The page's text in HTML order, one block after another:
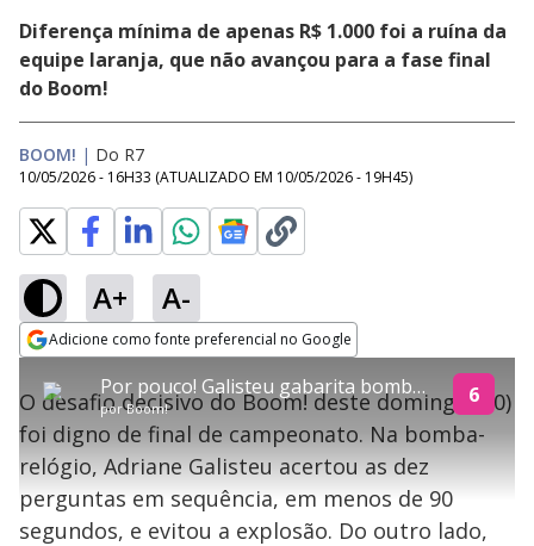
Diferença mínima de apenas R$ 1.000 foi a ruína da
equipe laranja, que não avançou para a fase final
do Boom!
BOOM! | Do R7
10/05/2026 - 16H33 (ATUALIZADO EM 10/05/2026 - 19H45)
A+ A-
Adicione como fonte preferencial no Google
a
window.
modal
be
closed
by
explore
Conteúdo bloqueado
Lamentamos, mas o vídeo que está tentando assisitr é de exibição
exclusiva em território brasileiro :-(
Por pouco! Galisteu gabarita bomba-relógio, mas é eliminada por não superar Maria Clara Gueiros
porBoom!
6
O desafio decisivo do Boom! deste domingo (10)
foi digno de final de campeonato. Na bomba-
relógio, Adriane Galisteu acertou as dez
perguntas em sequência, em menos de 90
segundos, e evitou a explosão. Do outro lado,